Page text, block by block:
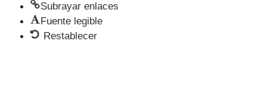
Subrayar enlaces
Fuente legible
Restablecer